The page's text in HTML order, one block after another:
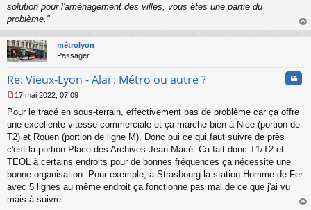
o
n
u
solution pour l'aménagement des villes, vous êtes une partie du
problème."
au
métrolyon
Passager
Re: Vieux-Lyon - Alaï : Métro ou autre ?
e
s
s
a
g
e
n
o
n
17 mai 2022, 07:09
Pour le tracé en sous-terrain, effectivement pas de problème car ça offre
une excellente vitesse commerciale et ça marche bien à Nice (portion de
T2) et Rouen (portion de ligne M). Donc oui ce qui faut suivre de près
c'est la portion Place des Archives-Jean Macé. Ca fait donc T1/T2 et
TEOL à certains endroits pour de bonnes fréquences ça nécessite une
bonne organisation. Pour exemple, a Strasbourg la station Homme de Fer
avec 5 lignes au même endroit ça fonctionne pas mal de ce que j'ai vu
mais à suivre...